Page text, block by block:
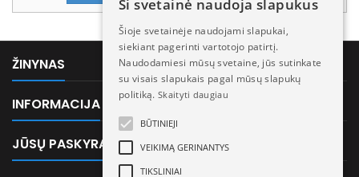
ŽINYNAS
INFORMACIJA
JŪSŲ PASKYRA
Ši svetainė naudoja slapukus
Šioje svetainėje naudojami slapukai,
siekiant pagerinti vartotojo patirtį.
Naudodamiesi mūsų svetaine, jūs sutinkate
su visais slapukais pagal mūsų slapukų
politiką. Skaityti daugiau
BŪTINIEJI
VEIKIMĄ GERINANTYS
TIKSLINIAI